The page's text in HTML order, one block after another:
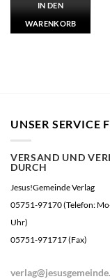
IN DEN
WARENKORB
UNSER SERVICE
VERSAND UND
DURCH
Jesus!Gemeinde Verlag
05751-97170 (Telefon:
Uhr)
05751-971717 (Fax)